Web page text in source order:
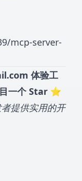
mcp-server-
体验工
一个 Star ⭐
提供实用的开